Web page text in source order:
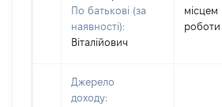
По батькові (за
наявності):
Віталійович
місцем
роботи
Джерело
доходу: